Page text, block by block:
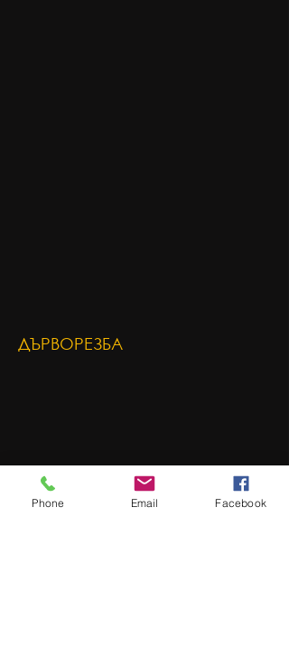
ДЪРВОРЕЗБА
Phone Email Facebook